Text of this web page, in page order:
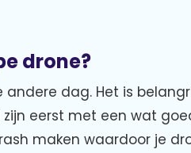
drone?
dag. Het is
eerst met een wat
maken waardoor je